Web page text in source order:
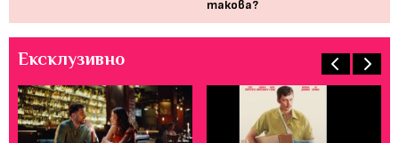
такова?
Ексклузивно